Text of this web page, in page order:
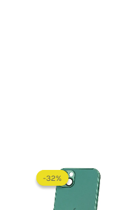
-32%
-32%
precio
original
$ 95.000.